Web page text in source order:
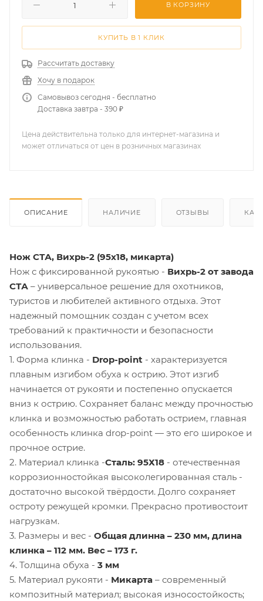
В КОРЗИНУ
КУПИТЬ В 1 КЛИК
Рассчитать доставку
Хочу в подарок
Самовывоз сегодня - бесплатно
Доставка завтра - 390 ₽
Цена действительна только для интернет-магазина и
может отличаться от цен в розничных магазинах
ОПИСАНИЕ НАЛИЧИЕ ОТЗЫВЫ КАК
Нож СТА, Вихрь-2 (95х18, микарта)
Нож с фиксированной рукоятью - Вихрь-2 от завода
СТА – универсальное решение для охотников,
туристов и любителей активного отдыха. Этот
надежный помощник создан с учетом всех
требований к практичности и безопасности
использования.
1. Форма клинка - Drop-point - характеризуется
плавным изгибом обуха к острию. Этот изгиб
начинается от рукояти и постепенно опускается
вниз к острию. Сохраняет баланс между прочностью
клинка и возможностью работать острием, главная
особенность клинка drop-point — это его широкое и
прочное острие.
2. Материал клинка -Сталь: 95Х18 - отечественная
коррозионностойкая высоколегированная сталь -
достаточно высокой твёрдости. Долго сохраняет
остроту режущей кромки. Прекрасно противостоит
нагрузкам.
3. Размеры и вес - Общая длинна – 230 мм, длина
клинка – 112 мм. Вес – 173 г.
4. Толщина обуха - 3 мм
5. Материал рукояти - Микарта – современный
композитный материал; высокая износостойкость;